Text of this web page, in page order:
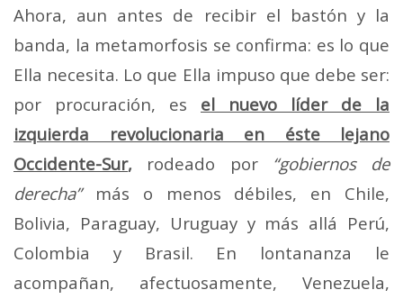
Ahora, aun antes de recibir el bastón y la
banda, la metamorfosis se confirma: es lo que
Ella necesita. Lo que Ella impuso que debe ser:
por procuración, es el nuevo líder de la
izquierda revolucionaria en éste lejano
Occidente-Sur, rodeado por “gobiernos de
derecha”más o menos débiles, en Chile,
Bolivia, Paraguay, Uruguay y más allá Perú,
Colombia y Brasil. En lontananza le
acompañan, afectuosamente, Venezuela,